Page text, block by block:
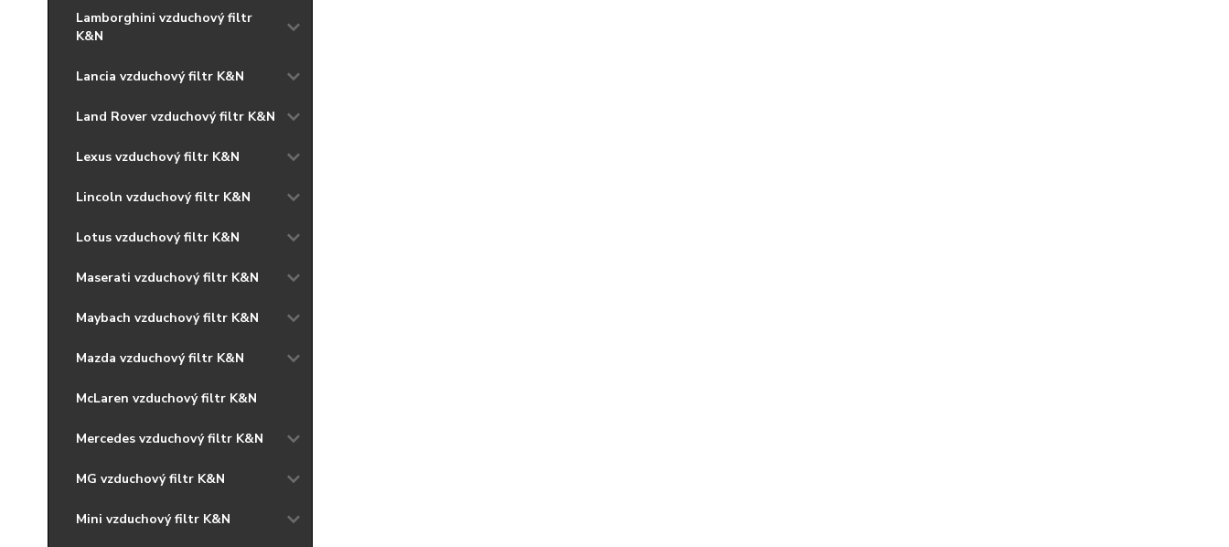
Lamborghini vzduchový filtr
K&N
Lancia vzduchový filtr K&N
Land Rover vzduchový filtr K&N
Lexus vzduchový filtr K&N
Lincoln vzduchový filtr K&N
Lotus vzduchový filtr K&N
Maserati vzduchový filtr K&N
Maybach vzduchový filtr K&N
Mazda vzduchový filtr K&N
McLaren vzduchový filtr K&N
Mercedes vzduchový filtr K&N
MG vzduchový filtr K&N
Mini vzduchový filtr K&N